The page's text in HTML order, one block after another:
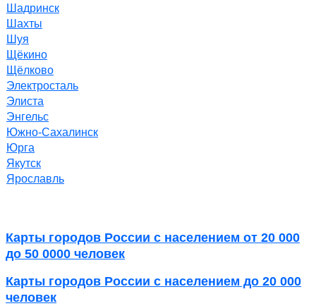
Шадринск
Шахты
Шуя
Щёкино
Щёлково
Электросталь
Элиста
Энгельс
Южно-Сахалинск
Юрга
Якутск
Ярославль
Карты городов России с населением от 20 000
до 50 0000 человек
Карты городов России с населением до 20 000
человек